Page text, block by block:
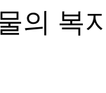
의 복